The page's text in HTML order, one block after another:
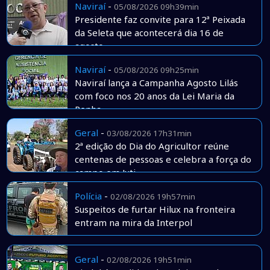
Naviraí- 05/08/2026 09h39min
Presidente faz convite para 12ª Peixada
da Seleta que acontecerá dia 16 de
agosto
Naviraí- 05/08/2026 09h25min
Naviraí lança a Campanha Agosto Lilás
com foco nos 20 anos da Lei Maria da
Penha
Geral - 03/08/2026 17h31min
2ª edição do Dia do Agricultor reúne
centenas de pessoas e celebra a força do
campo em Juti
Polícia - 02/08/2026 19h57min
Suspeitos de furtar Hilux na fronteira
entram na mira da Interpol
Geral - 02/08/2026 19h51min